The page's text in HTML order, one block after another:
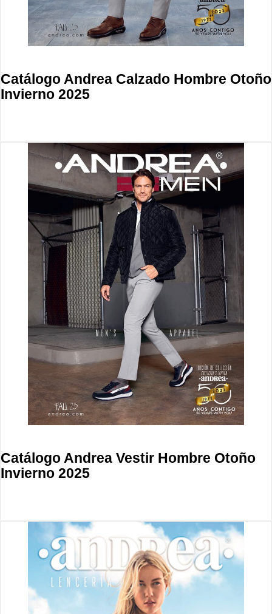
Catálogo Andrea Calzado Hombre Otoño
Invierno 2025
Catálogo Andrea Vestir Hombre Otoño
Invierno 2025